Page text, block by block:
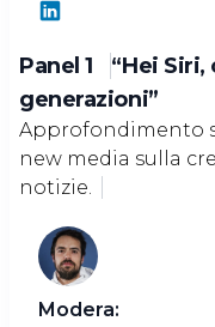
Panel 1
“Hei
generazioni”
Approfondimento
new media sulla
notizie.
Modera: